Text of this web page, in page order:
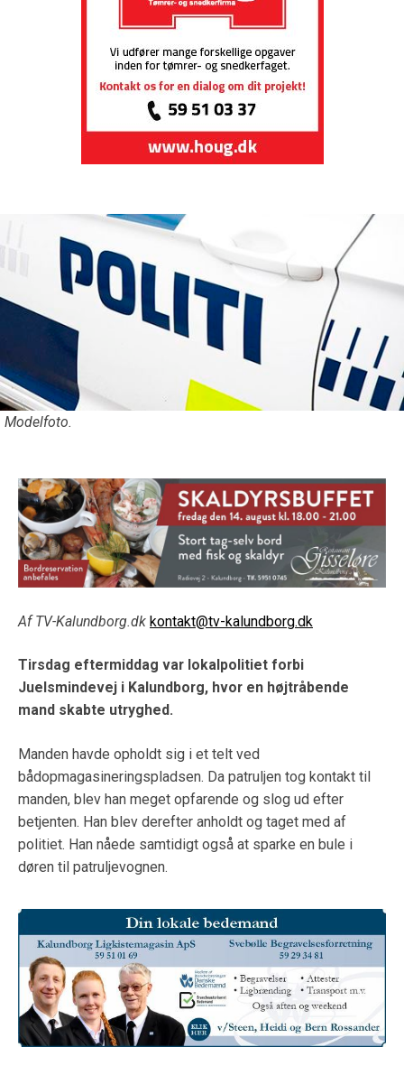
Modelfoto.
Af TV-Kalundborg.dk kontakt@tv-kalundborg.dk
Tirsdag eftermiddag var lokalpolitiet forbi
Juelsmindevej i Kalundborg, hvor en højtråbende
mand skabte utryghed.
Manden havde opholdt sig i et telt ved
bådopmagasineringspladsen. Da patruljen tog kontakt til
manden, blev han meget opfarende og slog ud efter
betjenten. Han blev derefter anholdt og taget med af
politiet. Han nåede samtidigt også at sparke en bule i
døren til patruljevognen.